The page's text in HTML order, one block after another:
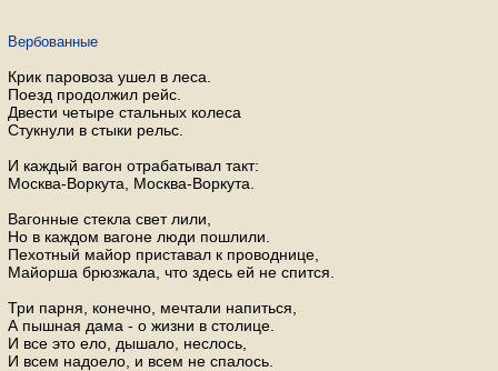
Вербованные
Крик паровоза ушел в леса.
Поезд продолжил рейс.
Двести четыре стальных колеса
Стукнули в стыки рельс.
И каждый вагон отрабатывал такт:
Москва-Воркута, Москва-Воркута.
Вагонные стекла свет лили,
Но в каждом вагоне люди пошлили.
Пехотный майор приставал к проводнице,
Майорша брюзжала, что здесь ей не спится.
Три парня, конечно, мечтали напиться,
А пышная дама - о жизни в столице.
И все это ело, дышало, неслось,
И всем надоело, и всем не спалось.